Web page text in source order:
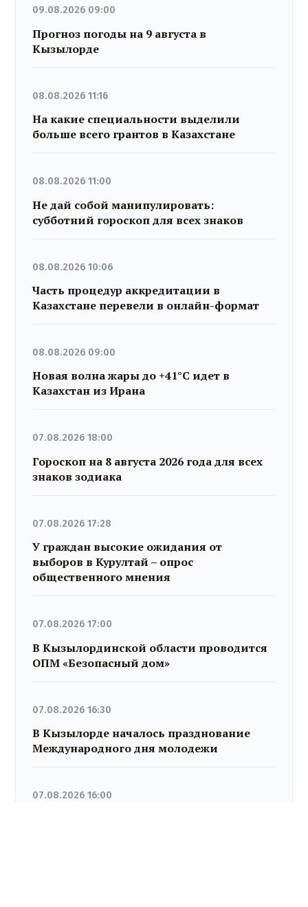
09.08.2026 09:00
Прогноз погоды на 9 августа в
Кызылорде
08.08.2026 11:16
На какие специальности выделили
больше всего грантов в Казахстане
08.08.2026 11:00
Не дай собой манипулировать:
субботний гороскоп для всех знаков
08.08.2026 10:06
Часть процедур аккредитации в
Казахстане перевели в онлайн-формат
08.08.2026 09:00
Новая волна жары до +41°C идет в
Казахстан из Ирана
07.08.2026 18:00
Гороскоп на 8 августа 2026 года для всех
знаков зодиака
07.08.2026 17:28
У граждан высокие ожидания от
выборов в Курултай – опрос
общественного мнения
07.08.2026 17:00
В Кызылординской области проводится
ОПМ «Безопасный дом»
07.08.2026 16:30
В Кызылорде началось празднование
Международного дня молодежи
07.08.2026 16:00